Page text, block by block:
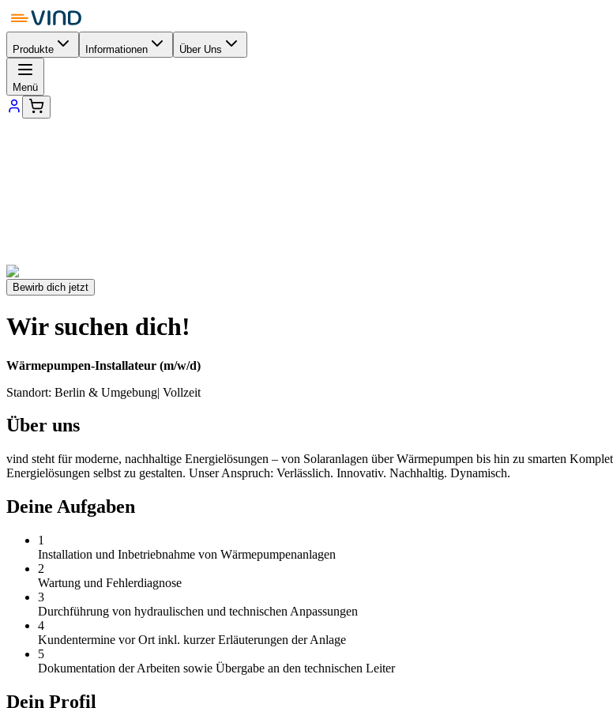
Produkte Informationen Über Uns
Menü
Bewirb dich jetzt
Wir suchen dich!
Wärmepumpen-Installateur (m/w/d)
Standort: Berlin & Umgebung| Vollzeit
Über uns
vind steht für moderne, nachhaltige Energielösungen – von Solaranlagen über Wärmepumpen bis hin zu smarten
Energielösungen selbst zu gestalten. Unser Anspruch: Verlässlich. Innovativ. Nachhaltig. Dynamisch.
Deine Aufgaben
1
Installation und Inbetriebnahme von Wärmepumpenanlagen
2
Wartung und Fehlerdiagnose
3
Durchführung von hydraulischen und technischen Anpassungen
4
Kundentermine vor Ort inkl. kurzer Erläuterungen der Anlage
5
Dokumentation der Arbeiten sowie Übergabe an den technischen Leiter
Dein Profil